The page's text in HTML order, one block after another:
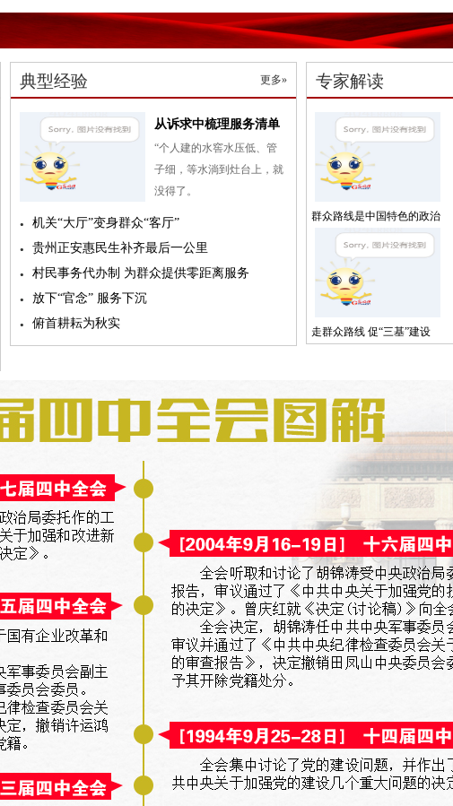
典型经验 更多»
从诉求中梳理服务清单
“个人建的水窖水压低、管
子细，等水淌到灶台上，就
没得了。
机关“大厅”变身群众“客厅”
贵州正安惠民生补齐最后一公里
村民事务代办制 为群众提供零距离服务
放下“官念” 服务下沉
俯首耕耘为秋实
专家解读
群众路线是中国特色的政治
参与路线
走群众路线 促“三基”建设